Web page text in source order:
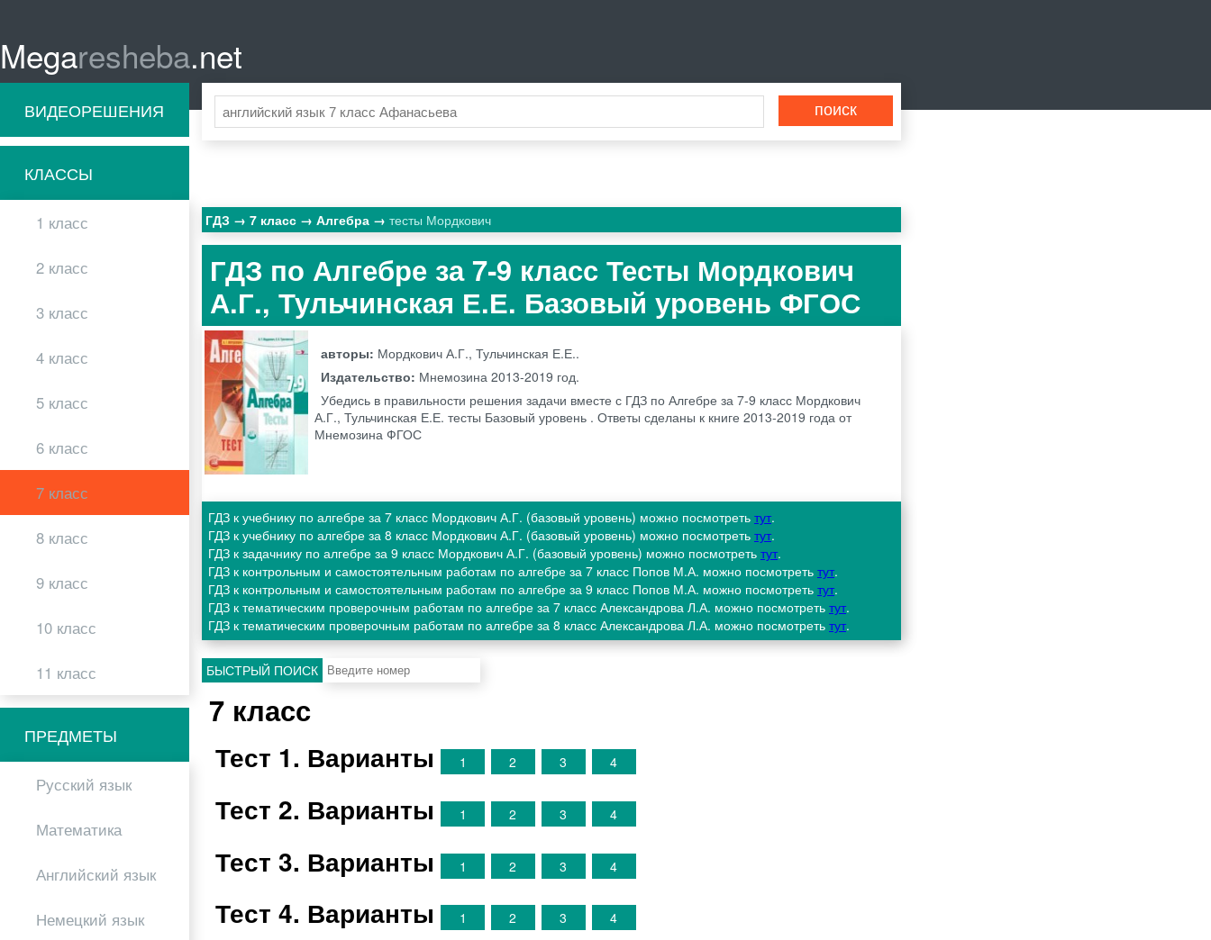
Megaresheba.net
ВИДЕОРЕШЕНИЯ
КЛАССЫ
1 класс
2 класс
3 класс
4 класс
5 класс
6 класс
7 класс
8 класс
9 класс
10 класс
11 класс
ПРЕДМЕТЫ
Русский язык
Математика
Английский язык
Немецкий язык
ГДЗ 7 класс Алгебра тесты Мордкович
ГДЗ по Алгебре за 7‐9 класс Тесты Мордкович
А.Г., Тульчинская Е.Е. Базовый уровень ФГОС
авторы: Мордкович А.Г., Тульчинская Е.Е..
Издательство: Мнемозина 2013-2019 год.
Убедись в правильности решения задачи вместе с ГДЗ по Алгебре за 7‐9 класс Мордкович
А.Г., Тульчинская Е.Е. тесты Базовый уровень . Ответы сделаны к книге 2013-2019 года от
Мнемозина ФГОС
ГДЗ к учебнику по алгебре за 7 класс Мордкович А.Г. (базовый уровень) можно посмотреть тут.
ГДЗ к учебнику по алгебре за 8 класс Мордкович А.Г. (базовый уровень) можно посмотреть тут.
ГДЗ к задачнику по алгебре за 9 класс Мордкович А.Г. (базовый уровень) можно посмотреть тут.
ГДЗ к контрольным и самостоятельным работам по алгебре за 7 класс Попов М.А. можно посмотреть тут.
ГДЗ к контрольным и самостоятельным работам по алгебре за 9 класс Попов М.А. можно посмотреть тут.
ГДЗ к тематическим проверочным работам по алгебре за 7 класс Александрова Л.А. можно посмотреть тут.
ГДЗ к тематическим проверочным работам по алгебре за 8 класс Александрова Л.А. можно посмотреть тут.
БЫСТРЫЙ ПОИСК
7 класс
Тест 1. Варианты 1 2 3 4
Тест 2. Варианты 1 2 3 4
Тест 3. Варианты 1 2 3 4
Тест 4. Варианты 1 2 3 4